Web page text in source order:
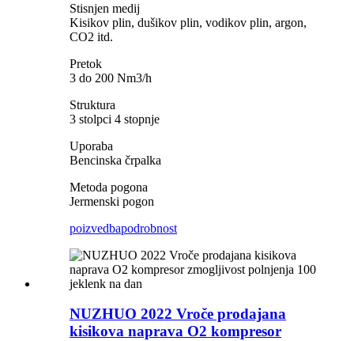
Stisnjen medij
Kisikov plin, dušikov plin, vodikov plin, argon,
CO2 itd.
Pretok
3 do 200 Nm3/h
Struktura
3 stolpci 4 stopnje
Uporaba
Bencinska črpalka
Metoda pogona
Jermenski pogon
poizvedbapodrobnost
NUZHUO 2022 Vroče prodajana
kisikova naprava O2 kompresor